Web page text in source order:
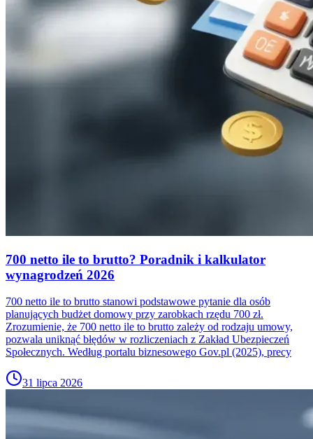
700 netto ile to brutto? Poradnik i kalkulator
wynagrodzeń 2026
700 netto ile to brutto stanowi podstawowe pytanie dla osób
planujących budżet domowy przy zarobkach rzędu 700 zł.
Zrozumienie, że 700 netto ile to brutto zależy od rodzaju umowy,
pozwala uniknąć błędów w rozliczeniach z Zakład Ubezpieczeń
Społecznych. Według portalu biznesowego Gov.pl (2025), precy
31 lipca 2026